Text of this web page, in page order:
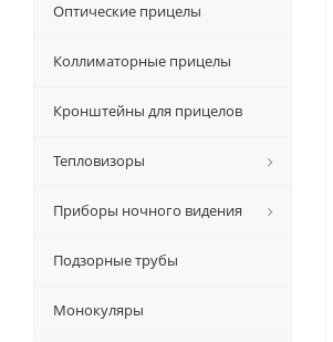
Оптические прицелы
Коллиматорные прицелы
Кронштейны для прицелов
Тепловизоры
Приборы ночного видения
Подзорные трубы
Монокуляры